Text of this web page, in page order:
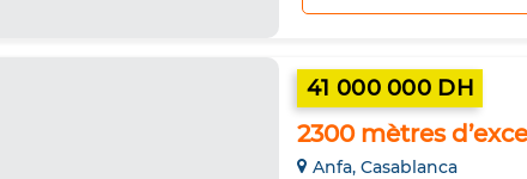
41 000 000 DH
2300 mètres
Anfa, Casablanca